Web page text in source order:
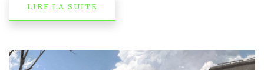
LIRE LA SUITE